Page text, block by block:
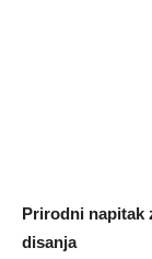
Prirodni napitak
disanja